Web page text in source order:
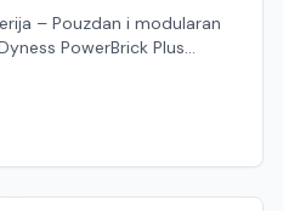
– Pouzdan i modularan
PowerBrick Plus
kućanstva i manje
najsuvremenijoj LiFePO4
ovaj baterijski sustav
dugotrajnost i visoku
Njegov